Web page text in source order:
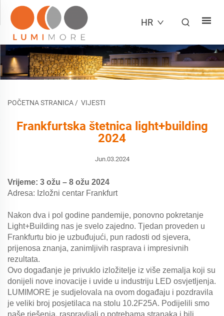
HR
POČETNA STRANICA / VIJESTI
Frankfurtska štetnica light+building
2024
Jun.03.2024
Vrijeme: 3 ožu – 8 ožu 2024
Adresa: Izložni centar Frankfurt
Nakon dva i pol godine pandemije, ponovno pokretanje
Light+Building nas je svelo zajedno. Tjedan proveden u
Frankfurtu bio je uzbuđujući, pun radosti od sjevera,
prijenosa znanja, zanimljivih rasprava i impresivnih
rezultata.
Ovo događanje je privuklo izložitelje iz više zemalja koji su
donijeli nove inovacije i uvide u industriju LED osvjetljenja.
LUMIMORE je sudjelovala na ovom događaju i pozdravila
je veliki broj posjetilaca na stolu 10.2F25A. Podijelili smo
naše rješenja, raspravljali o potrebama stranaka i bili